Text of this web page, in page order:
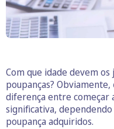
Com que idade devem os
poupanças? Obviamente,
diferença entre começar
significativa,
poupança adquiridos.